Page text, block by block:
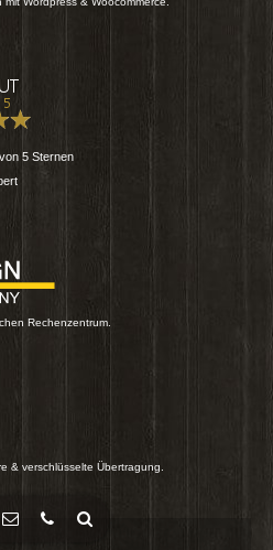
von 5 Sternen
Rechenzentrum.
& verschlüsselte Übertragung.